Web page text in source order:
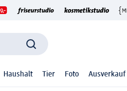
Haushalt Tier Foto Ausverkauf